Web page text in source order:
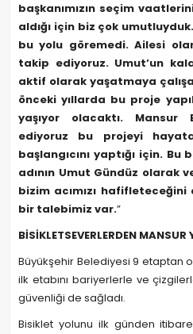
başkanımızın seçim
aldığı için biz çok
bu yolu göremedi. Ailesi
takip ediyoruz. Umut’un
aktif olarak yaşatmaya
önceki yıllarda bu proje
yaşıyor olacaktı. Mansur
ediyoruz bu projeyi
başlangıcını yaptığı için.
adının Umut Gündüz olarak
bizim acımızı
bir talebimiz var.”
BİSİKLETSEVERLERDEN MANSUR
Büyükşehir Belediyesi 9 etaptan
ilk etabını bariyerlerle ve
güvenliği de sağladı.
Bisiklet yolunu ilk günden